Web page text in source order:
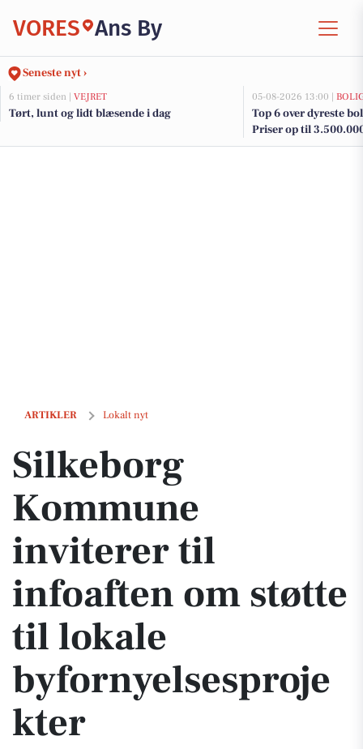
VORES Ans By
Seneste nyt ›
6 timer siden | VEJRET
Tørt, lunt og lidt blæsende i dag
05-08-2026 13:00 |
Top 6 over dyreste
Priser op til
ARTIKLER Lokalt nyt
Silkeborg Kommune inviterer til infoaften om støtte til lokale
Silkeborg
Kommune
inviterer til
infoaften om støtte
til lokale
byfornyelsesproje
kter